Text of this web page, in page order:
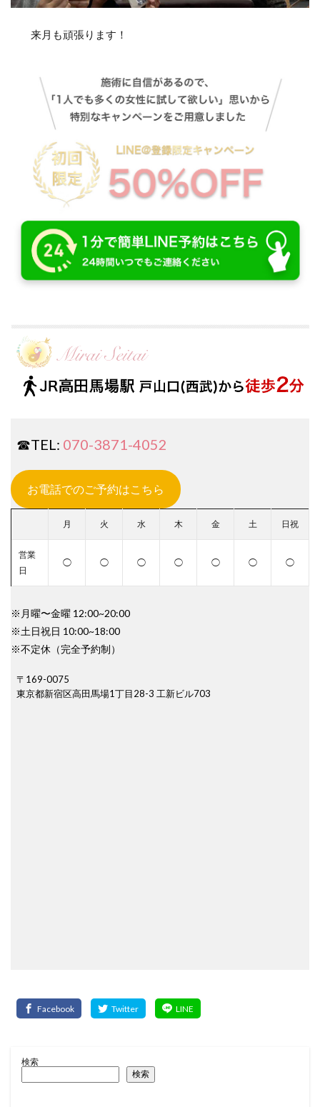
来月も頑張ります！
☎︎TEL: 070-3871-4052
お電話でのご予約はこちら
月 火 水 木 金 土 日祝
営業
日
◯ ◯ ◯ ◯ ◯ ◯ ◯
※月曜〜金曜 12:00~20:00
※土日祝日 10:00~18:00
※不定休（完全予約制）
〒169-0075
東京都新宿区高田馬場1丁目28-3 工新ビル703
検索
検索